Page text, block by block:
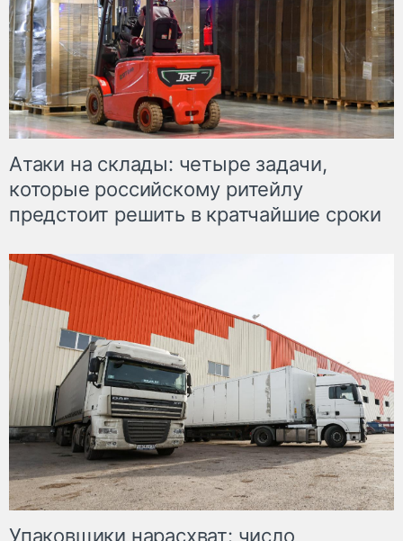
Атаки на склады: четыре задачи,
которые российскому ритейлу
предстоит решить в кратчайшие сроки
Упаковщики нарасхват: число